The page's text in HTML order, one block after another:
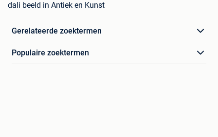
dali beeld in Antiek en Kunst
Gerelateerde zoektermen
Populaire zoektermen